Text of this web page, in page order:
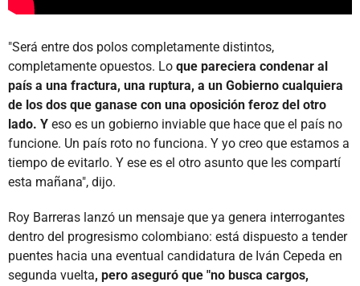
"Será entre dos polos completamente distintos,
completamente opuestos. Lo que pareciera condenar al
país a una fractura, una ruptura, a un Gobierno cualquiera
de los dos que ganase con una oposición feroz del otro
lado. Y eso es un gobierno inviable que hace que el país no
funcione. Un país roto no funciona. Y yo creo que estamos a
tiempo de evitarlo. Y ese es el otro asunto que les compartí
esta mañana", dijo.
Roy Barreras lanzó un mensaje que ya genera interrogantes
dentro del progresismo colombiano: está dispuesto a tender
puentes hacia una eventual candidatura de Iván Cepeda en
segunda vuelta, pero aseguró que "no busca cargos,